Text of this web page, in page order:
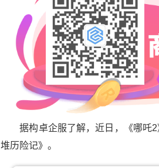
据构卓企服了解，近日，《哪吒2
堆历险记》。